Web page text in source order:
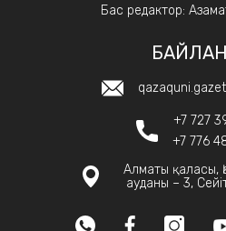
Бас редактор:
+7 727
+7 776
Алматы қаласы,
ауданы – 3,